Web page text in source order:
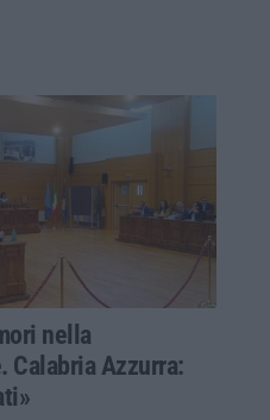
nella
Calabria Azzurra: